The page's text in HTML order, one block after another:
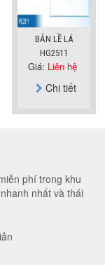
BẢN LỀ LÁ
HG2511
Giá: Liên hệ
Chi tiết
phí trong khu
nhất và thái